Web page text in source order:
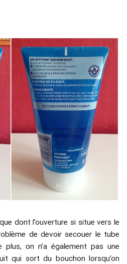
dont l’ouverture si situe vers le
de devoir secouer le tube
on n’a également pas une
qui sort du bouchon lorsqu’on